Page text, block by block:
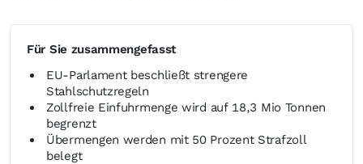
Für Sie zusammengefasst
EU-Parlament beschließt strengere
Stahlschutzregeln
Zollfreie Einfuhrmenge wird auf 18,3 Mio Tonnen
begrenzt
Übermengen werden mit 50 Prozent Strafzoll
belegt